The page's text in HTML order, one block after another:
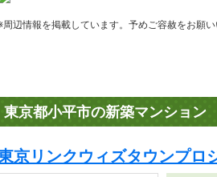
周辺情報を掲載しています。予めご容赦をお願い
東京都小平市の新築マンション
京リンクウィズタウンプ